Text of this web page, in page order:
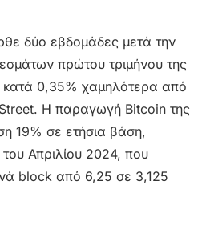
δύο εβδομάδες μετά την
πρώτου τριμήνου της
κατά 0,35% χαμηλότερα από
Street. Η παραγωγή Bitcoin της
19% σε ετήσια βάση,
Απριλίου 2024, που
block από 6,25 σε 3,125